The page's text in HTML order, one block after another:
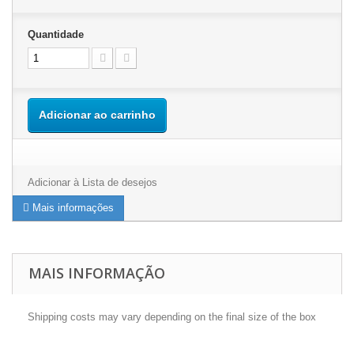
Quantidade
Adicionar ao carrinho
Adicionar à Lista de desejos
Mais informações
MAIS INFORMAÇÃO
Shipping costs may vary depending on the final size of the box